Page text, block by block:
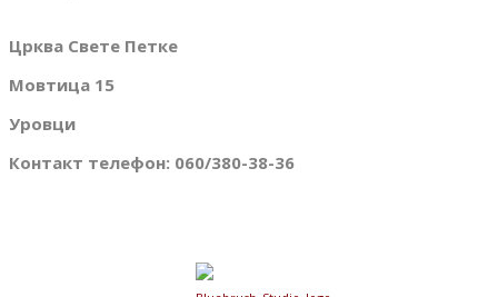
Црква Свете Петке
Мовтица 15
Уровци
Контакт телефон: 060/380-38-36